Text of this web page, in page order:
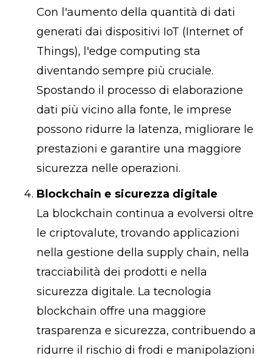
Con l'aumento della quantità di dati
generati dai dispositivi IoT (Internet of
Things), l'edge computing sta
diventando sempre più cruciale.
Spostando il processo di elaborazione
dati più vicino alla fonte, le imprese
possono ridurre la latenza, migliorare le
prestazioni e garantire una maggiore
sicurezza nelle operazioni.
Blockchain e sicurezza digitale
La blockchain continua a evolversi oltre
le criptovalute, trovando applicazioni
nella gestione della supply chain, nella
tracciabilità dei prodotti e nella
sicurezza digitale. La tecnologia
blockchain offre una maggiore
trasparenza e sicurezza, contribuendo a
ridurre il rischio di frodi e manipolazioni